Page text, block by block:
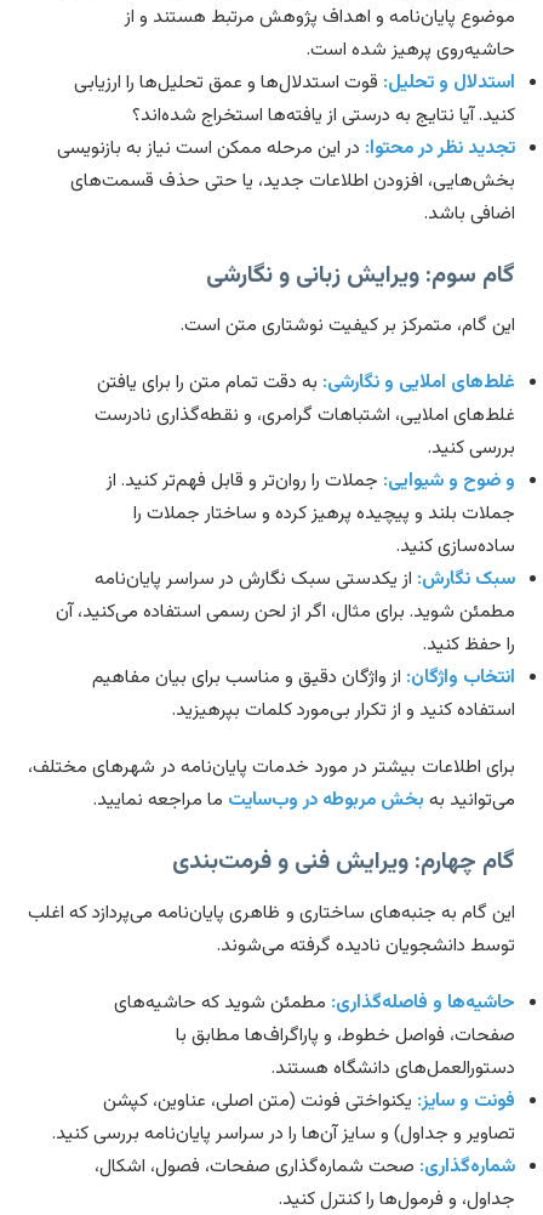
پایان‌نامه و اهداف پژوهش مرتبط هستند و از
پرهیز شده است.
و تحلیل:قوت استدلال‌ها و عمق تحلیل‌ها را ارزیابی
آیا نتایج به درستی از یافته‌ها استخراج شده‌اند؟
نظر در محتوا:در این مرحله ممکن است نیاز به بازنویسی
افزودن اطلاعات جدید، یا حتی حذف قسمت‌های
باشد.
سوم: ویرایش زبانی و نگارشی
گام، متمرکز بر کیفیت نوشتاری متن است.
املایی و نگارشی:به دقت تمام متن را برای یافتن
املایی، اشتباهات گرامری، و نقطه‌گذاری نادرست
کنید.
و شیوایی:جملات را روان‌تر و قابل فهم‌تر کنید. از
بلند و پیچیده پرهیز کرده و ساختار جملات را
کنید.
نگارش:از یکدستی سبک نگارش در سراسر پایان‌نامه
شوید. برای مثال، اگر از لحن رسمی استفاده می‌کنید، آن
حفظ کنید.
واژگان:از واژگان دقیق و مناسب برای بیان مفاهیم
کنید و از تکرار بی‌مورد کلمات بپرهیزید.
اطلاعات بیشتر در مورد خدمات پایان‌نامه در شهرهای مختلف،
بهبخش مربوطه در وب‌سایتما مراجعه نمایید.
چهارم: ویرایش فنی و فرمت‌بندی
گام به جنبه‌های ساختاری و ظاهری پایان‌نامه می‌پردازد که اغلب
دانشجویان نادیده گرفته می‌شوند.
و فاصله‌گذاری:مطمئن شوید که حاشیه‌های
فواصل خطوط، و پاراگراف‌ها مطابق با
دانشگاه هستند.
و سایز: یکنواختی فونت (متن اصلی، عناوین، کپشن
و جداول) و سایز آن‌ها را در سراسر پایان‌نامه بررسی کنید.
صحت شماره‌گذاری صفحات، فصول، اشکال،
و فرمول‌ها را کنترل کنید.